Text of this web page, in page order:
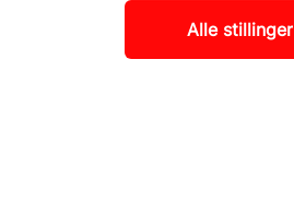
Alle stillinger